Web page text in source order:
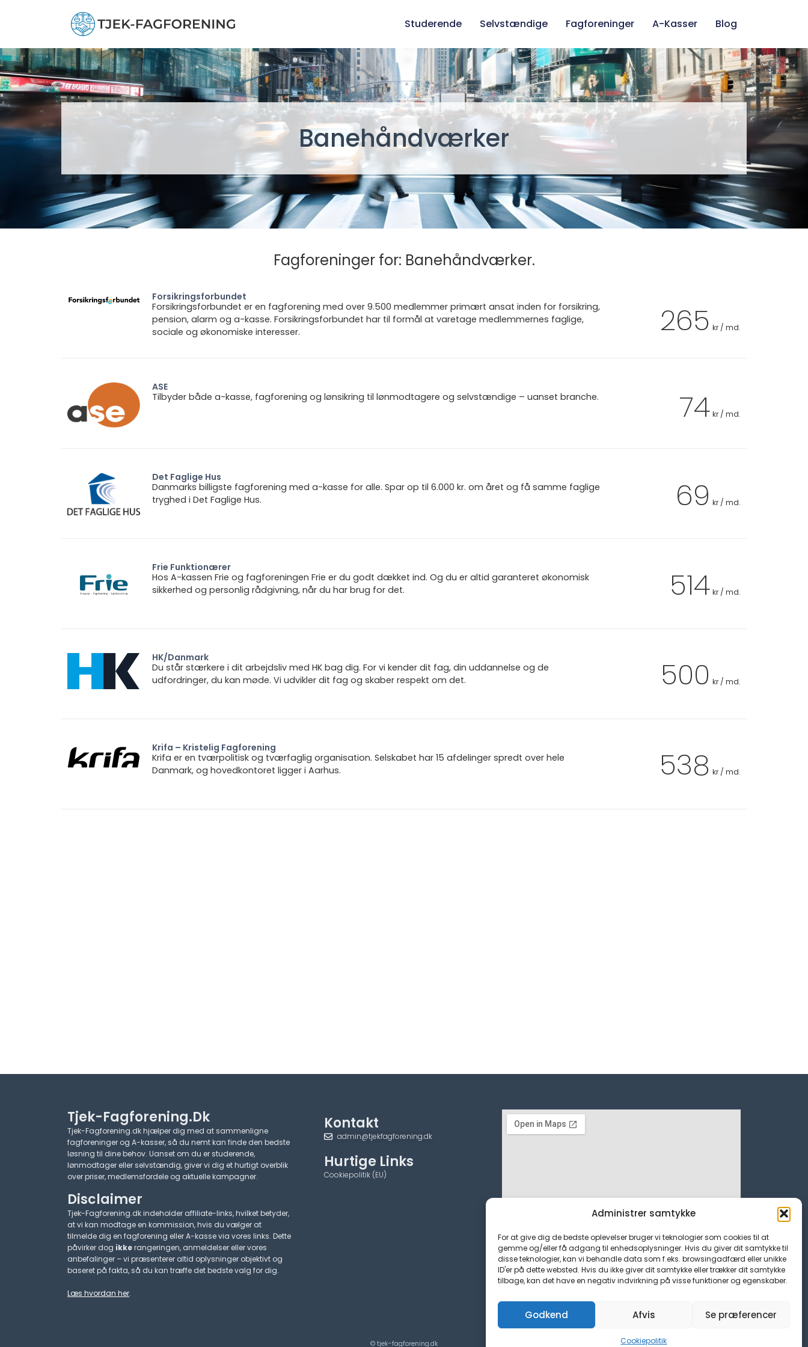
Administrer samtykke
For at give dig de bedste oplevelser bruger vi teknologier som cookies til at
gemme og/eller få adgang til enhedsoplysninger. Hvis du giver dit samtykke til
disse teknologier, kan vi behandle data som f.eks. browsingadfærd eller unikke
ID'er på dette websted. Hvis du ikke giver dit samtykke eller trækker dit samtykke
tilbage, kan det have en negativ indvirkning på visse funktioner og egenskaber.
Godkend Afvis Se præferencer
Cookiepolitik
Studerende Selvstændige Fagforeninger A-Kasser Blog
Banehåndværker
Fagforeninger for: Banehåndværker.
Forsikringsforbundet
Forsikringsforbundet er en fagforening med over 9.500 medlemmer primært ansat inden for forsikring,
pension, alarm og a-kasse. Forsikringsforbundet har til formål at varetage medlemmernes faglige,
sociale og økonomiske interesser.
265 kr / md.
ASE
Tilbyder både a-kasse, fagforening og lønsikring til lønmodtagere og selvstændige – uanset branche.
74 kr / md.
Det Faglige Hus
Danmarks billigste fagforening med a-kasse for alle. Spar op til 6.000 kr. om året og få samme faglige
tryghed i Det Faglige Hus.
69 kr / md.
Frie Funktionærer
Hos A-kassen Frie og fagforeningen Frie er du godt dækket ind. Og du er altid garanteret økonomisk
sikkerhed og personlig rådgivning, når du har brug for det.
514 kr / md.
HK/Danmark
Du står stærkere i dit arbejdsliv med HK bag dig. For vi kender dit fag, din uddannelse og de
udfordringer, du kan møde. Vi udvikler dit fag og skaber respekt om det.
500 kr / md.
Krifa – Kristelig Fagforening
Krifa er en tværpolitisk og tværfaglig organisation. Selskabet har 15 afdelinger spredt over hele
Danmark, og hovedkontoret ligger i Aarhus.
538 kr / md.
Tjek-Fagforening.dk
Tjek-Fagforening.dk hjælper dig med at sammenligne
fagforeninger og A-kasser, så du nemt kan finde den bedste
løsning til dine behov. Uanset om du er studerende,
lønmodtager eller selvstændig, giver vi dig et hurtigt overblik
over priser, medlemsfordele og aktuelle kampagner.​
Disclaimer
Tjek-Fagforening.dk indeholder affiliate-links, hvilket betyder,
at vi kan modtage en kommission, hvis du vælger at
tilmelde dig en fagforening eller A-kasse via vores links. Dette
påvirker dog ikkerangeringen, anmeldelser eller vores
anbefalinger – vi præsenterer altid oplysninger objektivt og
baseret på fakta, så du kan træffe det bedste valg for dig.
Læs hvordan her.
Kontakt
admin@tjekfagforening.dk
Hurtige Links
Cookiepolitik (EU)
© tjek-fagforening.dk